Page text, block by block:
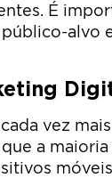
É
alvo
vez
a maioria